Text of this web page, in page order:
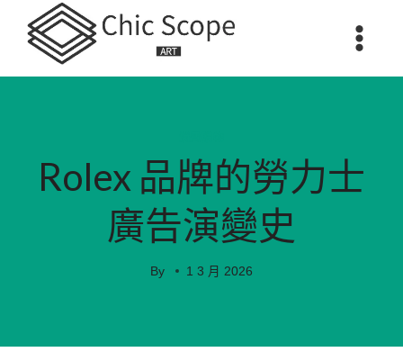
content
Rolex 品牌的勞力士
廣告演變史
By 1 3 月 2026